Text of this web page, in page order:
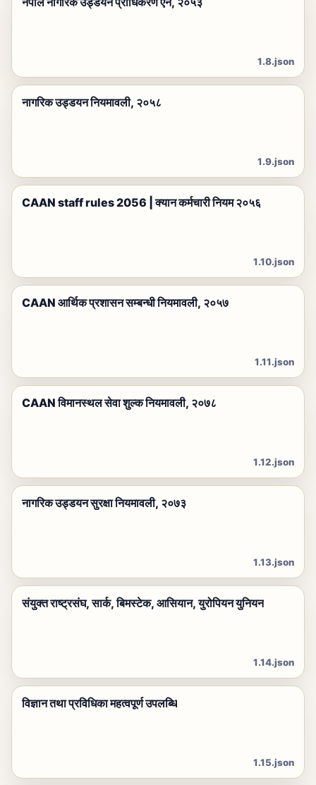
1.8.json
नागरिक उड्डयन नियमावली, २०५८
1.9.json
CAAN staff rules 2056 | क्यान कर्मचारी नियम २०५६
1.10.json
CAAN आर्थिक प्रशासन सम्बन्धी नियमावली, २०५७
1.11.json
CAAN विमानस्थल सेवा शुल्क नियमावली, २०७८
1.12.json
नागरिक उड्डयन सुरक्षा नियमावली, २०७३
1.13.json
संयुक्त राष्ट्रसंघ, सार्क, बिमस्टेक, आसियान, युरोपियन युनियन
1.14.json
विज्ञान तथा प्रविधिका महत्वपूर्ण उपलब्धि
1.15.json